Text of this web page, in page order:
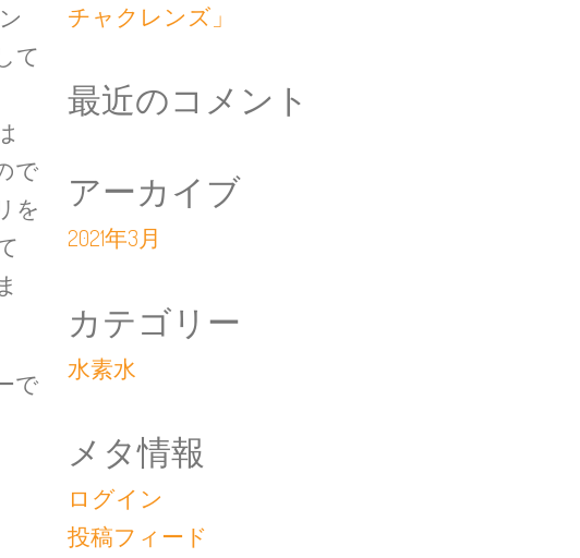
て
で
を
で
チャクレンズ」
最近のコメント
アーカイブ
2021年3月
カテゴリー
水素水
メタ情報
ログイン
投稿フィード